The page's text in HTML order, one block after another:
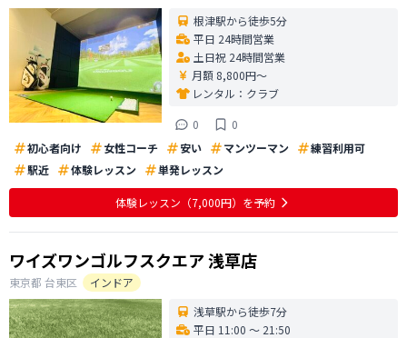
根津駅から徒歩5分
平日 24時間営業
土日祝 24時間営業
月額 8,800円〜
レンタル： クラブ
0
0
初心者向け
女性コーチ 安い マンツーマン
練習利用可
駅近
体験レッスン 単発レッスン
体験レッスン （7,000円） を予約
ワイズワンゴルフスクエア 浅草店
東京都 台東区
インドア
浅草駅から徒歩7分
平日 11:00 〜 21:50